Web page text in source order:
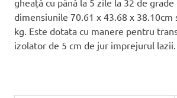
dimensiunile 70.61 x 43.68 x 38.10cm
kg. Este dotata cu manere pentru
izolator de 5 cm de jur imprejurul lazii.